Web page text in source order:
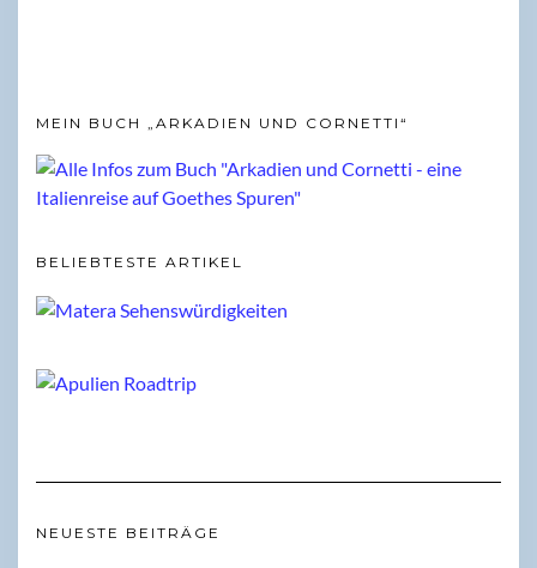
MEIN BUCH „ARKADIEN UND CORNETTI“
BELIEBTESTE ARTIKEL
NEUESTE BEITRÄGE